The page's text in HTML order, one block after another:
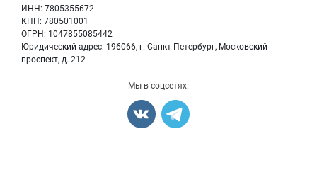
ИНН: 7805355672
КПП: 780501001
ОГРН: 1047855085442
Юридический адрес: 196066, г. Санкт-Петербург, Московский
проспект, д. 212
Мы в соцсетях: